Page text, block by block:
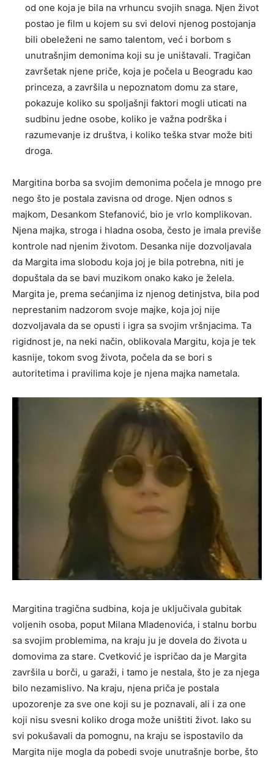
od one koja je bila na vrhuncu svojih snaga. Njen život
postao je film u kojem su svi delovi njenog postojanja
bili obeleženi ne samo talentom, već i borbom s
unutrašnjim demonima koji su je uništavali. Tragičan
završetak njene priče, koja je počela u Beogradu kao
princeza, a završila u nepoznatom domu za stare,
pokazuje koliko su spoljašnji faktori mogli uticati na
sudbinu jedne osobe, koliko je važna podrška i
razumevanje iz društva, i koliko teška stvar može biti
droga.
Margitina borba sa svojim demonima počela je mnogo pre
nego što je postala zavisna od droge. Njen odnos s
majkom, Desankom Stefanović, bio je vrlo komplikovan.
Njena majka, stroga i hladna osoba, često je imala previše
kontrole nad njenim životom. Desanka nije dozvoljavala
da Margita ima slobodu koja joj je bila potrebna, niti je
dopuštala da se bavi muzikom onako kako je želela.
Margita je, prema sećanjima iz njenog detinjstva, bila pod
neprestanim nadzorom svoje majke, koja joj nije
dozvoljavala da se opusti i igra sa svojim vršnjacima. Ta
rigidnost je, na neki način, oblikovala Margitu, koja je tek
kasnije, tokom svog života, počela da se bori s
autoritetima i pravilima koje je njena majka nametala.
Margitina tragična sudbina, koja je uključivala gubitak
voljenih osoba, poput Milana Mladenovića, i stalnu borbu
sa svojim problemima, na kraju ju je dovela do života u
domovima za stare. Cvetković je ispričao da je Margita
završila u borči, u garaži, i tamo je nestala, što je za njega
bilo nezamislivo. Na kraju, njena priča je postala
upozorenje za sve one koji su je poznavali, ali i za one
koji nisu svesni koliko droga može uništiti život. Iako su
svi pokušavali da pomognu, na kraju se ispostavilo da
Margita nije mogla da pobedi svoje unutrašnje borbe, što